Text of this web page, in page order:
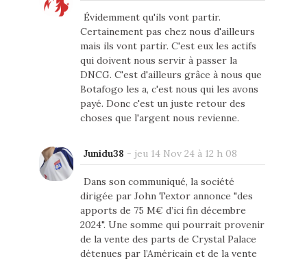
Évidemment qu'ils vont partir.
Certainement pas chez nous d'ailleurs
mais ils vont partir. C'est eux les actifs
qui doivent nous servir à passer la
DNCG. C'est d'ailleurs grâce à nous que
Botafogo les a, c'est nous qui les avons
payé. Donc c'est un juste retour des
choses que l'argent nous revienne.
Junidu38 - jeu 14 Nov 24 à 12 h 08
Dans son communiqué, la société
dirigée par John Textor annonce "des
apports de 75 M€ d’ici fin décembre
2024". Une somme qui pourrait provenir
de la vente des parts de Crystal Palace
détenues par l’Américain et de la vente